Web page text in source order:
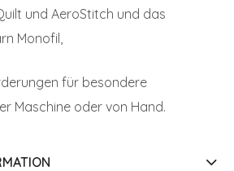
und AeroStitch und das
Monofil,
für besondere
Maschine oder von Hand.